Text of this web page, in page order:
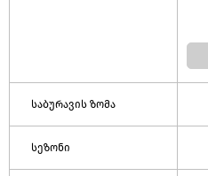
საბურავის ზომა
სეზონი